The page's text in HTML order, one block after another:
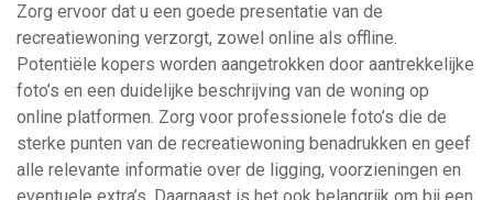
Zorg ervoor dat u een goede presentatie van de
recreatiewoning verzorgt, zowel online als offline.
Potentiële kopers worden aangetrokken door aantrekkelijke
foto’s en een duidelijke beschrijving van de woning op
online platformen. Zorg voor professionele foto’s die de
sterke punten van de recreatiewoning benadrukken en geef
alle relevante informatie over de ligging, voorzieningen en